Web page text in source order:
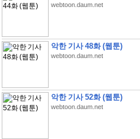
webtoon.daum.net
악한 기사 48화 (웹툰)
webtoon.daum.net
악한 기사 52화 (웹툰)
webtoon.daum.net